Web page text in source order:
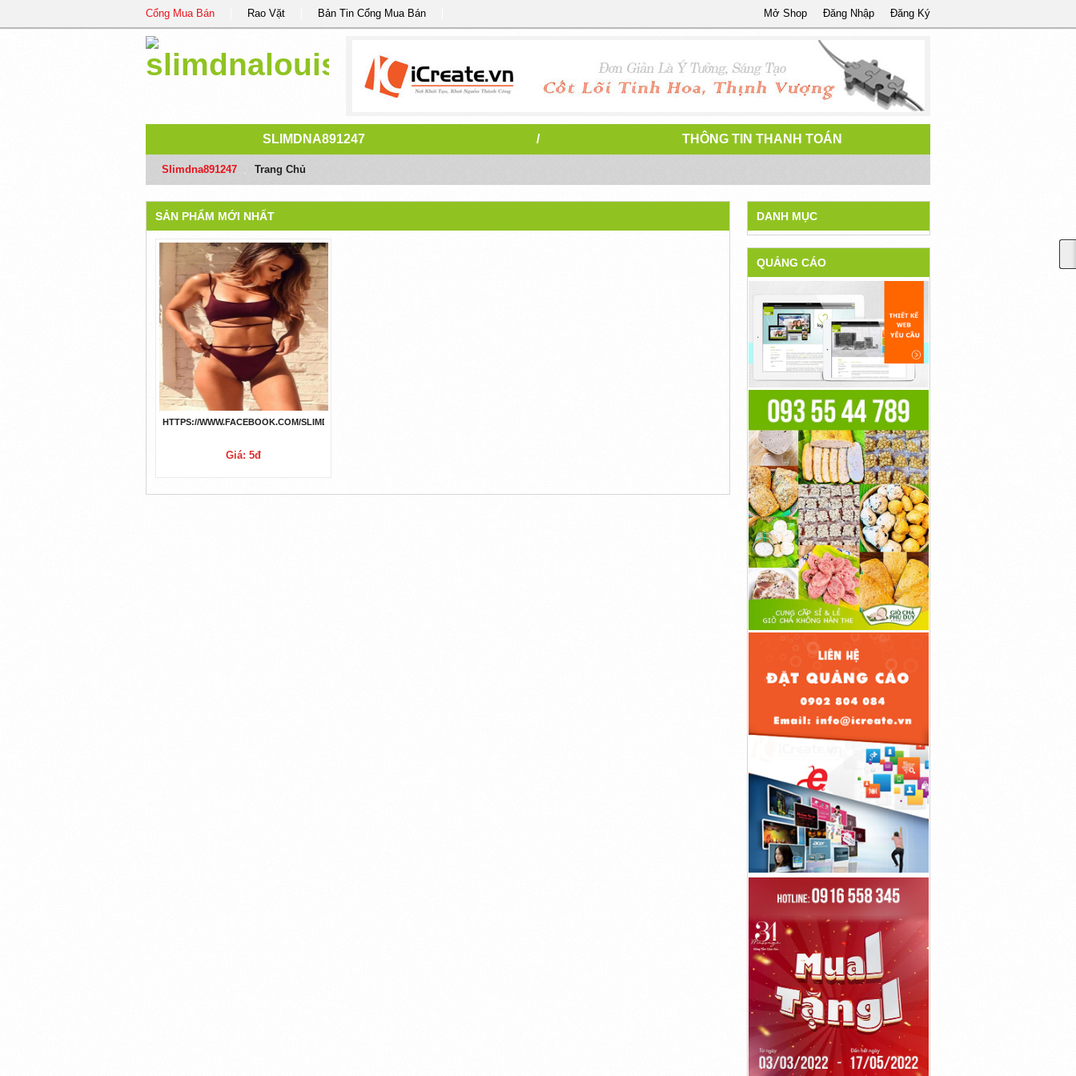
Cổng Mua Bán Rao Vặt Bản Tin Cổng Mua Bán Đăng Ký
Đăng Nhập
Mở Shop
SLIMDNA891247 / THÔNG TIN THANH TOÁN
Slimdna891247 Trang Chủ
SẢN PHẨM MỚI NHẤT
HTTPS://WWW.FACEBOOK.COM/SLIMDNAKETOGUMMIESUS/
Giá: 5đ
DANH MỤC
QUẢNG CÁO